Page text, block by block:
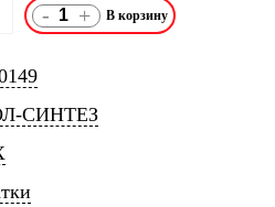
- +
СИНТЕЗ